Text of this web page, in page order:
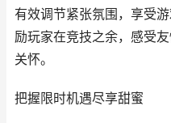
有效调节紧张氛围，享受
励玩家在竞技之余，感受
关怀。
把握限时机遇尽享甜蜜